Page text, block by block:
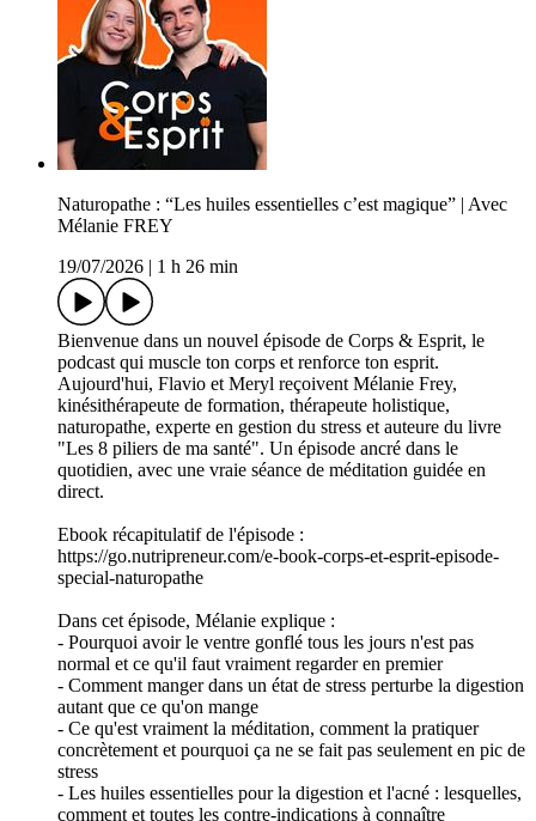
Naturopathe : “Les huiles essentielles c’est magique” | Avec
Mélanie FREY
19/07/2026
1 h 26 min
Bienvenue dans un nouvel épisode de Corps & Esprit, le
podcast qui muscle ton corps et renforce ton esprit.
Aujourd'hui, Flavio et Meryl reçoivent Mélanie Frey,
kinésithérapeute de formation, thérapeute holistique,
naturopathe, experte en gestion du stress et auteure du livre
"Les 8 piliers de ma santé". Un épisode ancré dans le
quotidien, avec une vraie séance de méditation guidée en
direct.
Ebook récapitulatif de l'épisode :
https://go.nutripreneur.com/e-book-corps-et-esprit-episode-
special-naturopathe
Dans cet épisode, Mélanie explique :
- Pourquoi avoir le ventre gonflé tous les jours n'est pas
normal et ce qu'il faut vraiment regarder en premier
- Comment manger dans un état de stress perturbe la digestion
autant que ce qu'on mange
- Ce qu'est vraiment la méditation, comment la pratiquer
concrètement et pourquoi ça ne se fait pas seulement en pic de
stress
- Les huiles essentielles pour la digestion et l'acné : lesquelles,
comment et toutes les contre-indications à connaître